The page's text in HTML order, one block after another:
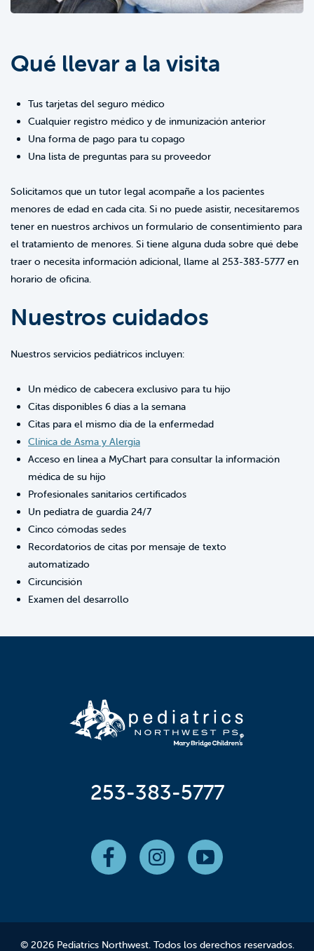
Qué llevar a la visita
Tus tarjetas del seguro médico
Cualquier registro médico y de inmunización anterior
Una forma de pago para tu copago
Una lista de preguntas para su proveedor
Solicitamos que un tutor legal acompañe a los pacientes
menores de edad en cada cita. Si no puede asistir, necesitaremos
tener en nuestros archivos un formulario de consentimiento para
el tratamiento de menores. Si tiene alguna duda sobre qué debe
traer o necesita información adicional, llame al 253-383-5777 en
horario de oficina.
Nuestros cuidados
Nuestros servicios pediátricos incluyen:
Un médico de cabecera exclusivo para tu hijo
Citas disponibles 6 días a la semana
Citas para el mismo día de la enfermedad
Clínica de Asma y Alergia
Acceso en línea a MyChart para consultar la información
médica de su hijo
Profesionales sanitarios certificados
Un pediatra de guardia 24/7
Cinco cómodas sedes
Recordatorios de citas por mensaje de texto
automatizado
Circuncisión
Examen del desarrollo
253-383-5777
© 2026 Pediatrics Northwest. Todos los derechos reservados.